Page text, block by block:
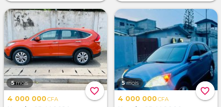
favorite_border
5 mois
4 000 000CFA
favorite_border
5 mois
4 000 000CFA